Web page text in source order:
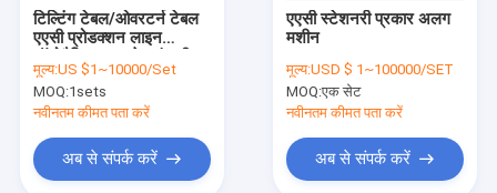
टिल्टिंग टेबल/ओवरटर्न टेबल
एएसी प्रोडक्शन लाइन
एएसी ब्लॉक मेकिंग मशीन
मूल्य:US $1~10000/Set
MOQ:1sets
नवीनतम कीमत पता करें
अब से संपर्क करें
एएसी स्टेशनरी प्रकार अलग
मशीन
मूल्य:USD $ 1~100000/SET
MOQ:एक सेट
नवीनतम कीमत पता करें
अब से संपर्क करें